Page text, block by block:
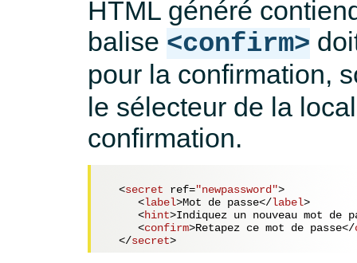
HTML généré
balise <confirm>
pour la confirmation,
le sélecteur de la
confirmation.
<secret ref="newpassword">
<label>Mot de passe</label>
<hint>Indiquez un nouveau mot de
<confirm>Retapez ce mot de passe</
</secret>